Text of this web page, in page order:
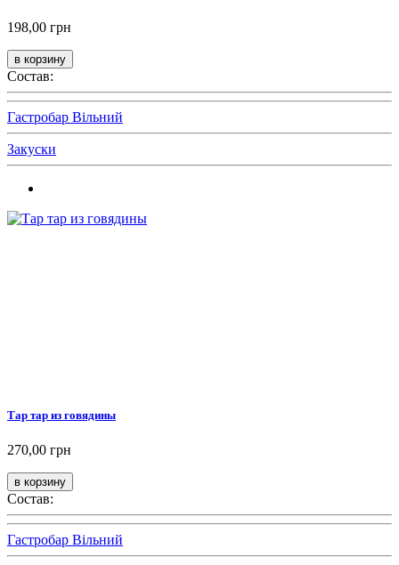
198,00 грн
Состав:
Гастробар Вільний
Закуски
Тар тар из говядины
270,00 грн
Состав:
Гастробар Вільний